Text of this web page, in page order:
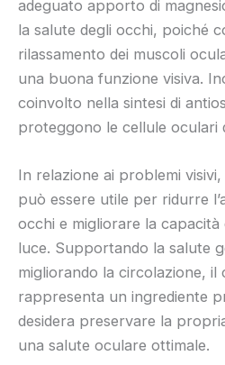
adeguato apporto di
la salute degli occhi, poiché
rilassamento dei muscoli
una buona funzione visiva.
coinvolto nella sintesi di
proteggono le cellule oculari
In relazione ai problemi
può essere utile per ridurre
occhi e migliorare la capacità
luce. Supportando la salute
migliorando la circolazione, il
rappresenta un ingrediente
desidera preservare la
una salute oculare ottimale.